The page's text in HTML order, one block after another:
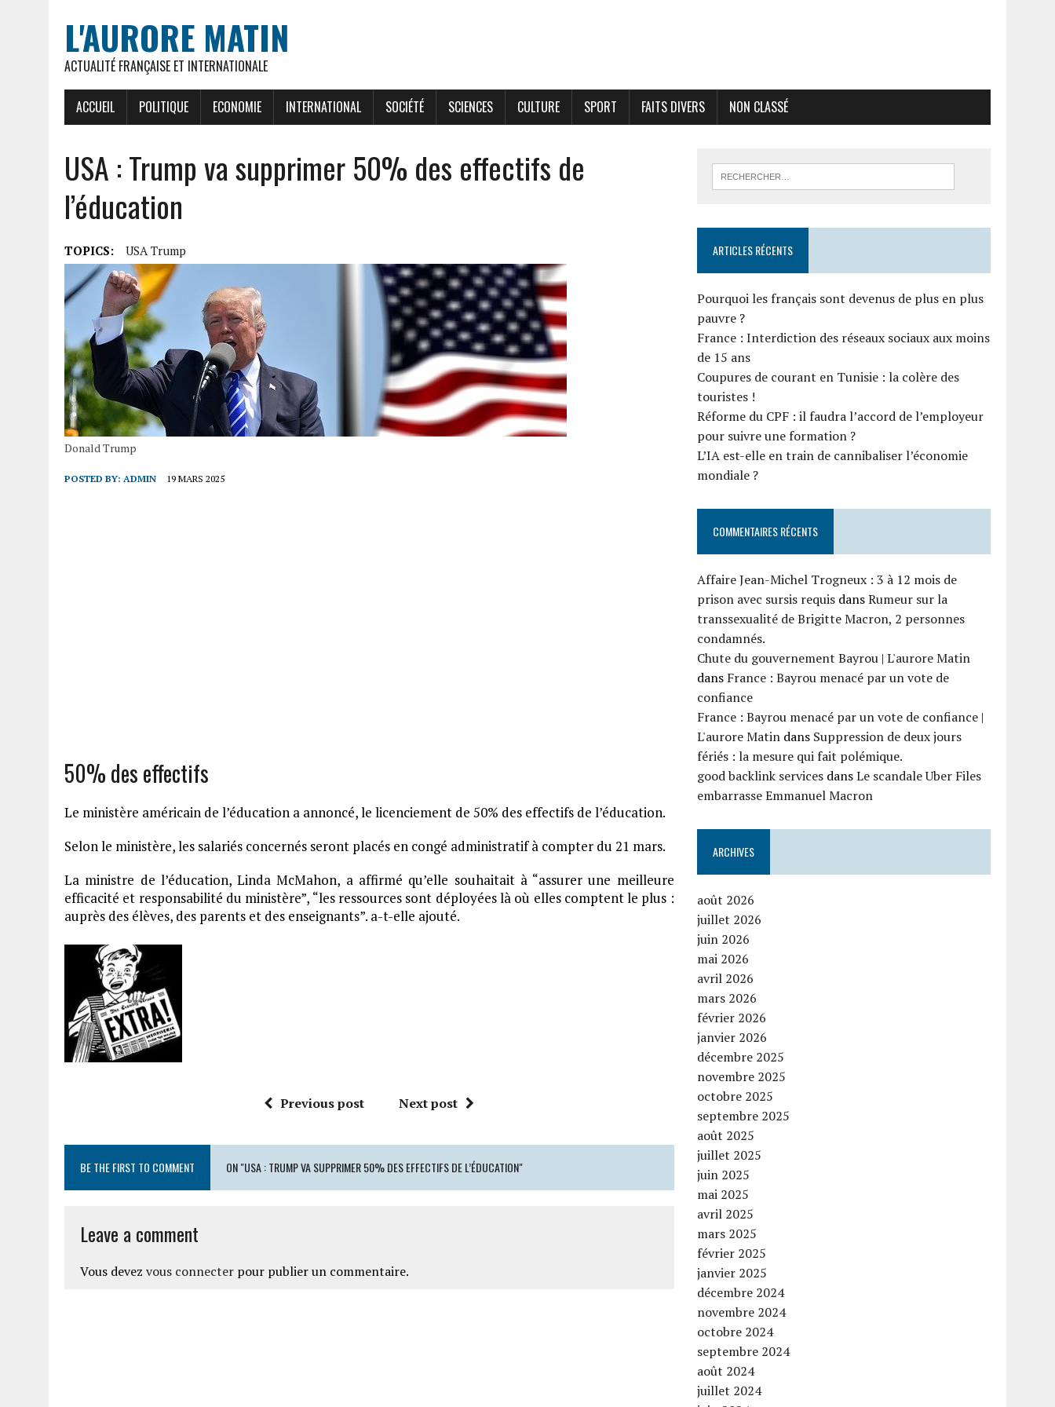
L'AURORE MATIN
ACTUALITÉ FRANÇAISE ET INTERNATIONALE
ACCUEIL POLITIQUE ECONOMIE INTERNATIONAL SOCIÉTÉ SCIENCES CULTURE SPORT FAITS DIVERS NON CLASSÉ
USA : Trump va supprimer 50% des effectifs de
l’éducation
TOPICS: USA Trump
Donald Trump
POSTED BY: ADMIN 19 MARS 2025
50% des effectifs
Le ministère américain de l’éducation a annoncé, le licenciement de 50% des effectifs de l’éducation.
Selon le ministère, les salariés concernés seront placés en congé administratif à compter du 21 mars.
La ministre de l’éducation, Linda McMahon, a affirmé qu’elle souhaitait à “assurer une meilleure
efficacité et responsabilité du ministère”, “les ressources sont déployées là où elles comptent le plus :
auprès des élèves, des parents et des enseignants”. a-t-elle ajouté.
Previous post Next post
BE THE FIRST TO COMMENT ON "USA : TRUMP VA SUPPRIMER 50% DES EFFECTIFS DE L’ÉDUCATION"
Leave a comment
Vous devez vous connecter pour publier un commentaire.
ARTICLES RÉCENTS
Pourquoi les français sont devenus de plus en plus
pauvre ?
France : Interdiction des réseaux sociaux aux moins
de 15 ans
Coupures de courant en Tunisie : la colère des
touristes !
Réforme du CPF : il faudra l’accord de l’employeur
pour suivre une formation ?
L’IA est-elle en train de cannibaliser l’économie
mondiale ?
COMMENTAIRES RÉCENTS
Affaire Jean-Michel Trogneux : 3 à 12 mois de
prison avec sursis requis dansRumeur sur la
transsexualité de Brigitte Macron, 2 personnes
condamnés.
Chute du gouvernement Bayrou | L'aurore Matin
dans France : Bayrou menacé par un vote de
confiance
France : Bayrou menacé par un vote de confiance |
L'aurore Matin dans Suppression de deux jours
fériés : la mesure qui fait polémique.
good backlink services dansLe scandale Uber Files
embarrasse Emmanuel Macron
ARCHIVES
août 2026
juillet 2026
juin 2026
mai 2026
avril 2026
mars 2026
février 2026
janvier 2026
décembre 2025
novembre 2025
octobre 2025
septembre 2025
août 2025
juillet 2025
juin 2025
mai 2025
avril 2025
mars 2025
février 2025
janvier 2025
décembre 2024
novembre 2024
octobre 2024
septembre 2024
août 2024
juillet 2024